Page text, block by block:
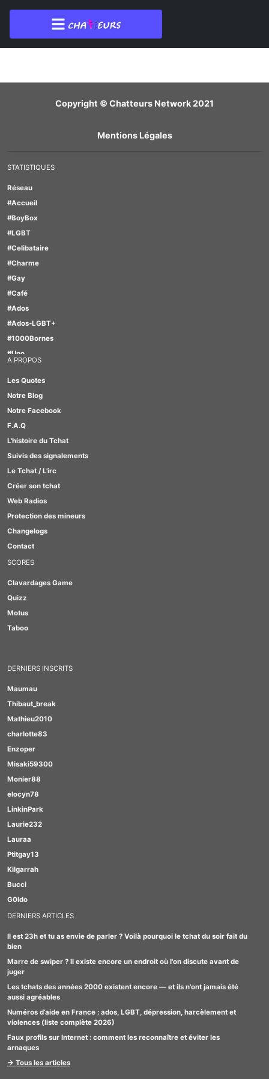
Membre introuvable
Copyright © Chatteurs Network 2021
Mentions Légales
STATISTIQUES
Réseau
#Accueil
#BoyBox
#LGBT
#Celibataire
#Charme
#Gay
#Café
#Ados
#Ados-LGBT+
#1000Bornes
#Uno
#TabOo
#Quizz
#GirlBox
#Scrabble
#Lesbienne
#Furry
A PROPOS
Les Quotes
Notre Blog
Notre Facebook
F.A.Q
L'histoire du Tchat
Suivis des signalements
Le Tchat / L'irc
Créer son tchat
Web Radios
Protection des mineurs
Changelogs
Contact
SCORES
Clavardages Game
Quizz
Motus
Taboo
DERNIERS INSCRITS
Maumau
Thibaut_break
Mathieu2010
charlotte83
Enzoper
Misaki59300
Monier88
elocyn78
LinkinPark
Laurie232
Lauraa
Ptitgay13
Kilgarrah
Bucci
G0ldo
DERNIERS ARTICLES
Il est 23h et tu as envie de parler ? Voilà pourquoi le tchat du soir fait du
bien
Marre de swiper ? Il existe encore un endroit où l'on discute avant de
juger
Les tchats des années 2000 existent encore — et ils n'ont jamais été
aussi agréables
Numéros d’aide en France : ados, LGBT, dépression, harcèlement et
violences (liste complète 2026)
Faux profils sur Internet : comment les reconnaître et éviter les
arnaques
→ Tous les articles